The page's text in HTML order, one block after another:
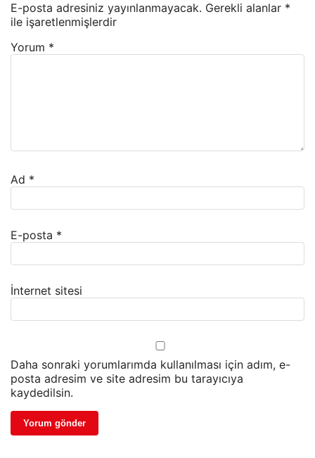
E-posta adresiniz yayınlanmayacak. Gerekli alanlar *
ile işaretlenmişlerdir
Yorum *
Ad *
E-posta *
İnternet sitesi
Daha sonraki yorumlarımda kullanılması için adım, e-
posta adresim ve site adresim bu tarayıcıya
kaydedilsin.